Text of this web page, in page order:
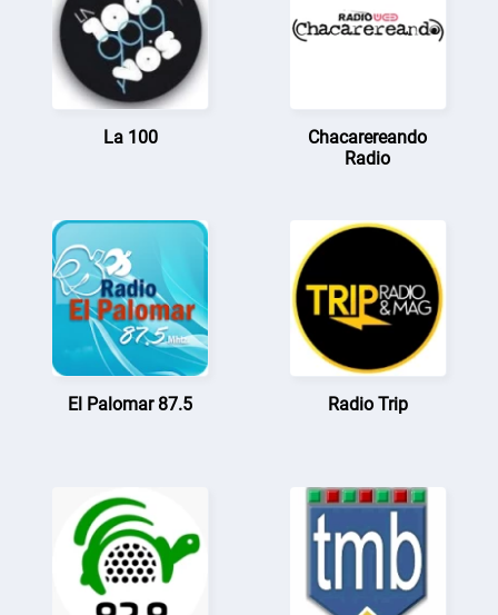
La 100
Chacarereando
Radio
El Palomar 87.5 Radio Trip